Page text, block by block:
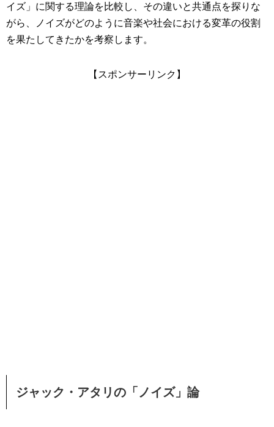
イズ」に関する理論を比較し、その違いと共通点を探りな
がら、ノイズがどのように音楽や社会における変革の役割
を果たしてきたかを考察します。
【スポンサーリンク】
ジャック・アタリの「ノイズ」論